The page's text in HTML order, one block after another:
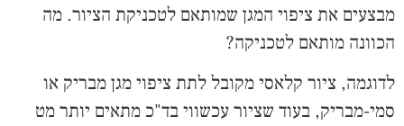
מבצעים את ציפוי המגן שמותאם לטכניקת הציור. מה
הכוונה מותאם לטכניקה?
לדוגמה, ציור קלאסי מקובל לתת ציפוי מגן מבריק או
סמי-מבריק, בעוד שציור עכשווי בד"כ מתאים יותר מט